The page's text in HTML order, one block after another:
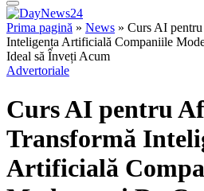
Prima pagină » News » Curs AI
Inteligența Artificială Companiile
Ideal să Înveți Acum
Advertoriale
Curs AI pentru
Transformă
Artificială